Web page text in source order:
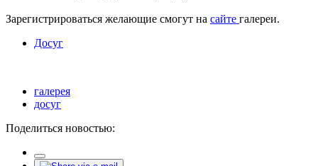
Зарегистрироваться желающие смогут на сайте галереи.
Досуг
галерея
досуг
Поделиться новостью: